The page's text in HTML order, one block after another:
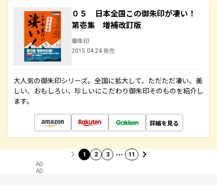
０５ 日本全国この御朱印が凄い！
第壱集 増補改訂版
御朱印
2015.04.24 発売
大人気の御朱印シリーズ。全国に拡大して、ただただ凄い、美
しい、おもしろい、珍しいにこだわり御朱印そのものを紹介し
ます。
詳細を見る
1 2 3 … 11
AD
AD